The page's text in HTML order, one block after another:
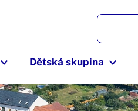
Dětská skupina